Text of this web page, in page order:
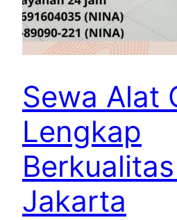
Sewa Alat
Lengkap
Jakarta